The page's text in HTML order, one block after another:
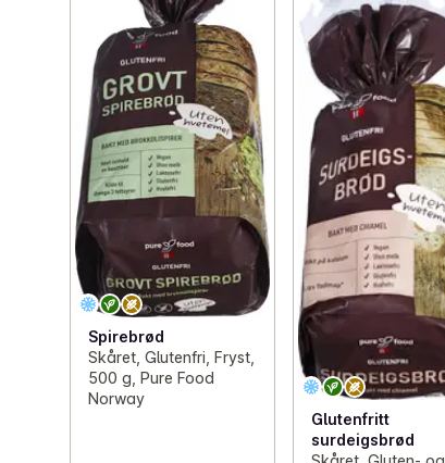
Spirebrød
Skåret, Glutenfri, Fryst,
500 g, Pure Food
Norway
Glutenfritt
surdeigsbrød